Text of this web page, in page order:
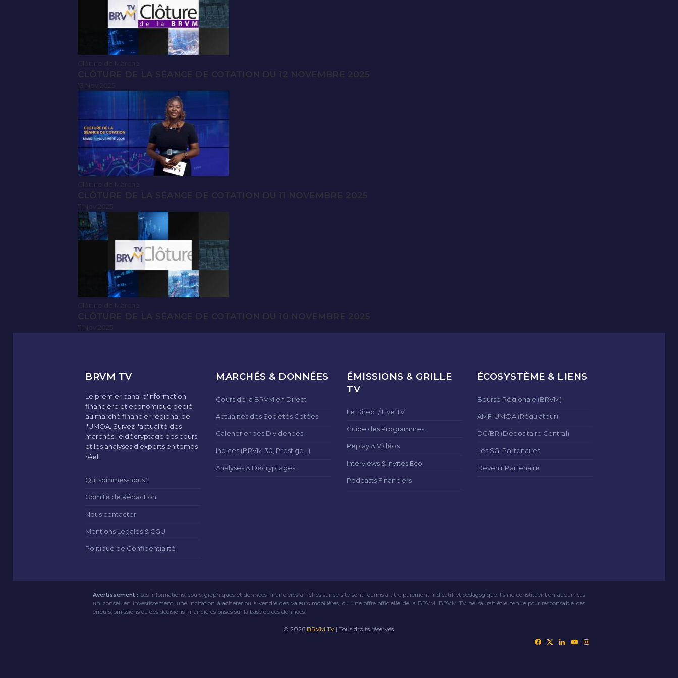
CLÔTURE DE LA SÉANCE DE COTATION DU 12 NOVEMBRE 2025
CLÔTURE DE LA SÉANCE DE COTATION DU 11 NOVEMBRE 2025
CLÔTURE DE LA SÉANCE DE COTATION DU 10 NOVEMBRE 2025
BRVM TV
Le premier canal d'information
financière et économique dédié
au marché financier régional de
l'UMOA. Suivez l'actualité des
marchés, le décryptage des cours
et les analyses d'experts en temps
réel.
Qui sommes-nous ?
Comité de Rédaction
Nous contacter
Mentions Légales & CGU
Politique de Confidentialité
MARCHÉS & DONNÉES
Cours de la BRVM en Direct
Actualités des Sociétés Cotées
Calendrier des Dividendes
Indices (BRVM 30, Prestige...)
Analyses & Décryptages
ÉMISSIONS & GRILLE
TV
Le Direct / Live TV
Guide des Programmes
Replay & Vidéos
Interviews & Invités Éco
Podcasts Financiers
ÉCOSYSTÈME & LIENS
Bourse Régionale (BRVM)
AMF-UMOA (Régulateur)
DC/BR (Dépositaire Central)
Les SGI Partenaires
Devenir Partenaire
Avertissement : Les informations, cours, graphiques et données financières affichés sur ce site sont fournis à titre purement indicatif et pédagogique. Ils ne constituent en aucun cas
un conseil en investissement, une incitation à acheter ou à vendre des valeurs mobilières, ou une offre officielle de la BRVM. BRVM TV ne saurait être tenue pour responsable des
erreurs, omissions ou des décisions financières prises sur la base de ces données.
© 2026 BRVM TV| Tous droits réservés.
FacebookLinkedinYouTube